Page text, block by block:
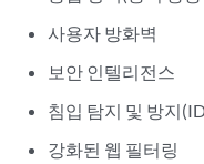
사용자 방화벽
보안 인텔리전스
침입 탐지 및 방지
강화된 웹 필터링